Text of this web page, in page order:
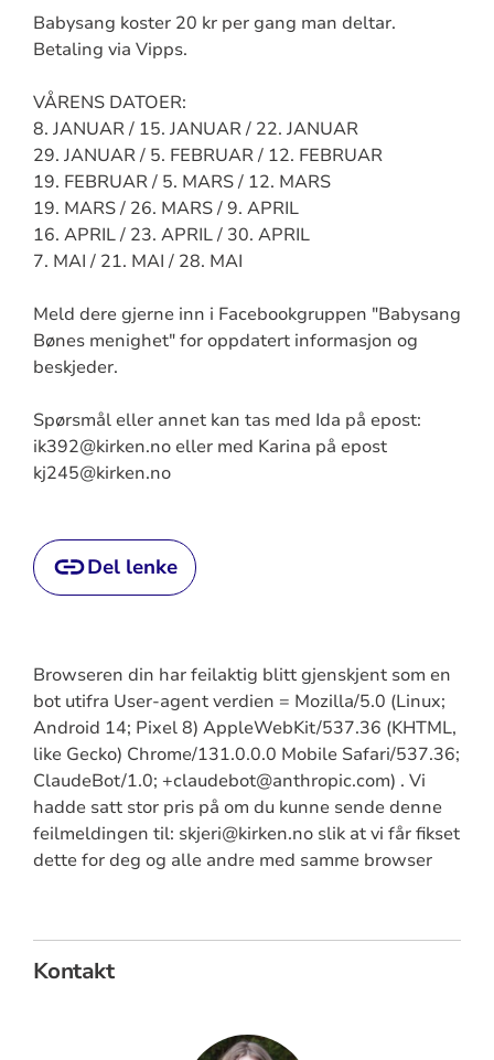
Babysang koster 20 kr per gang man deltar.
Betaling via Vipps.
VÅRENS DATOER:
8. JANUAR / 15. JANUAR / 22. JANUAR
29. JANUAR / 5. FEBRUAR / 12. FEBRUAR
19. FEBRUAR / 5. MARS / 12. MARS
19. MARS / 26. MARS / 9. APRIL
16. APRIL / 23. APRIL / 30. APRIL
7. MAI / 21. MAI / 28. MAI
Meld dere gjerne inn i Facebookgruppen "Babysang
Bønes menighet" for oppdatert informasjon og
beskjeder.
Spørsmål eller annet kan tas med Ida på epost:
ik392@kirken.no eller med Karina på epost
kj245@kirken.no
Del lenke
Browseren din har feilaktig blitt gjenskjent som en
bot utifra User-agent verdien = Mozilla/5.0 (Linux;
Android 14; Pixel 8) AppleWebKit/537.36 (KHTML,
like Gecko) Chrome/131.0.0.0 Mobile Safari/537.36;
ClaudeBot/1.0; +claudebot@anthropic.com) . Vi
hadde satt stor pris på om du kunne sende denne
feilmeldingen til: skjeri@kirken.no slik at vi får fikset
dette for deg og alle andre med samme browser
Kontakt